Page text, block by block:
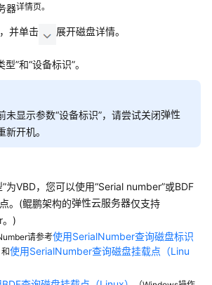
器详情页。
并单击 展开磁盘详情。
”和“设备标识”。
未显示参数“设备标识”，请尝试关闭弹性
新开机。
为VBD，您可以使用“Serial number”或BDF
。(鲲鹏架构的弹性云服务器仅支持
。)
请参考使用SerialNumber查询磁盘标识
和使用SerialNumber查询磁盘挂载点（Linu